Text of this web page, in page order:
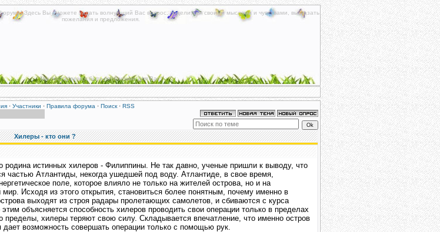
Здесь Вы сможете задать волнующий Вас вопрос, поделиться своими мыслями и чувствами, высказать
пожелания и предложения.
Мы постараемся быть полезными для Вас!
· Участники · Правила форума · Поиск· RSS
Хилеры - кто они ?
родина истинных хилеров - Филиппины. Не так давно, ученые пришли к выводу, что
частью Атлантиды, некогда ушедшей под воду. Атлантиде, в свое время,
поле, которое влияло не только на жителей острова, но и на
Исходя из этого открытия, становиться более понятным, почему именно в
выходят из строя радары пролетающих самолетов, и сбиваются с курса
объясняется способность хилеров проводить свои операции только в пределах
пределы, хилеры теряют свою силу. Складывается впечатление, что именно остров
дает возможность совершать операции только с помощью рук.